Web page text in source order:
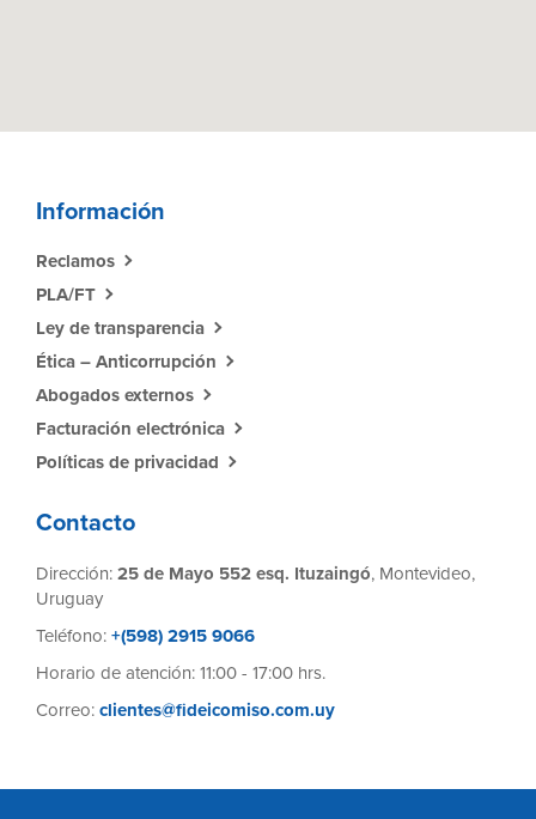
Información
Reclamos
PLA/FT
Ley de transparencia
Ética – Anticorrupción
Abogados externos
Facturación electrónica
Políticas de privacidad
Contacto
Dirección: 25 de Mayo 552 esq. Ituzaingó, Montevideo,
Uruguay
Teléfono: +(598) 2915 9066
Horario de atención: 11:00 - 17:00 hrs.
Correo: clientes@fideicomiso.com.uy